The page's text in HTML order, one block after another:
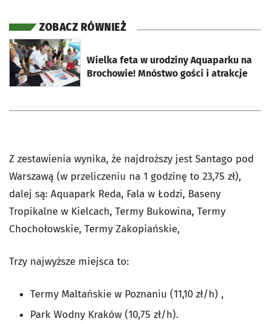
ZOBACZ RÓWNIEŻ
Wielka feta w urodziny Aquaparku na
Brochowie! Mnóstwo gości i atrakcje
otworzy się w nowej karcie
Z zestawienia wynika, że najdroższy jest Santago pod
Warszawą (w przeliczeniu na 1 godzinę to 23,75 zł),
dalej są: Aquapark Reda, Fala w Łodzi, Baseny
Tropikalne w Kielcach, Termy Bukowina, Termy
Chochołowskie, Termy Zakopiańskie,
Trzy najwyższe miejsca to:
Termy Maltańskie w Poznaniu (11,10 zł/h) ,
Park Wodny Kraków (10,75 zł/h).